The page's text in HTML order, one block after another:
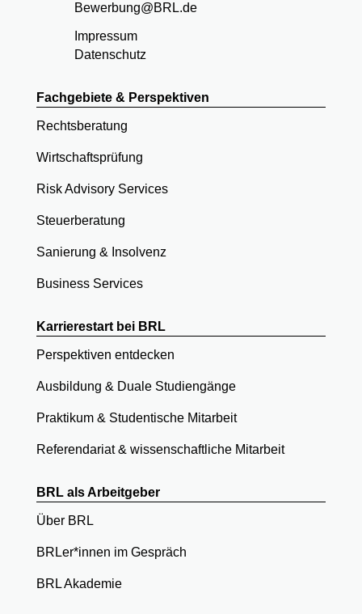
Bewerbung@BRL.de
Impressum
Datenschutz
Fachgebiete & Perspektiven
Rechtsberatung
Wirtschaftsprüfung
Risk Advisory Services
Steuerberatung
Sanierung & Insolvenz
Business Services
Karrierestart bei BRL
Perspektiven entdecken
Ausbildung & Duale Studiengänge
Praktikum & Studentische Mitarbeit
Referendariat & wissenschaftliche Mitarbeit
BRL als Arbeitgeber
Über BRL
BRLer*innen im Gespräch
BRL Akademie